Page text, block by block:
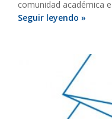
comunidad académica
Seguir leyendo »